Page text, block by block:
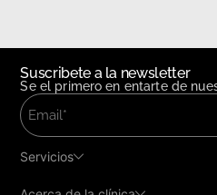
Suscribete a la newsletter
Se el primero en entarte de
Servicios